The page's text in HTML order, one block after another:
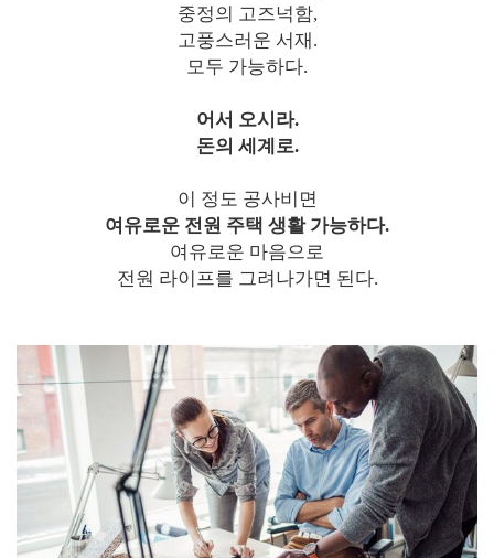
중정의 고즈넉함,
고풍스러운 서재.
모두 가능하다.
어서 오시라.
돈의 세계로.
이 정도 공사비면
여유로운 전원 주택 생활 가능하다.
여유로운 마음으로
전원 라이프를 그려나가면 된다.